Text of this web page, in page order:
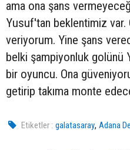
ama ona şans
Yusuf'tan beklentimiz
veriyorum. Yine şans
belki şampiyonluk golünü
bir oyuncu. Ona
getirip takıma monte
Etiketler : galatasaray,Adana